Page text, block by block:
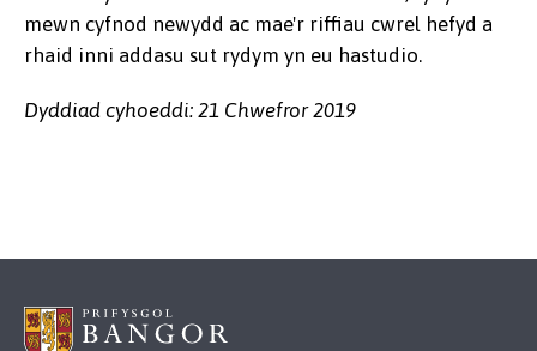
mewn cyfnod newydd ac mae'r riffiau cwrel hefyd a
rhaid inni addasu sut rydym yn eu hastudio.
Dyddiad cyhoeddi: 21 Chwefror 2019